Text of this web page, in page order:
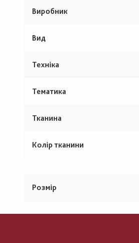
Виробник
Вид
Техніка
Тематика
Тканина
Колір тканини
Розмір